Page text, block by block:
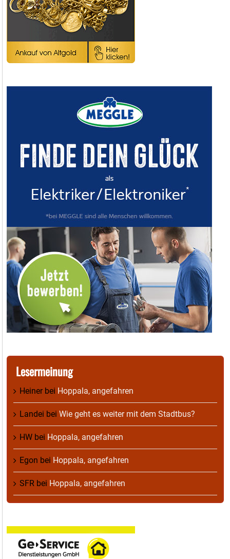
Lesermeinung
Heinerbei Hoppala, angefahren
Landei bei Wie geht es weiter mit dem Stadtbus?
HW bei Hoppala, angefahren
Egon bei Hoppala, angefahren
SFR bei Hoppala, angefahren